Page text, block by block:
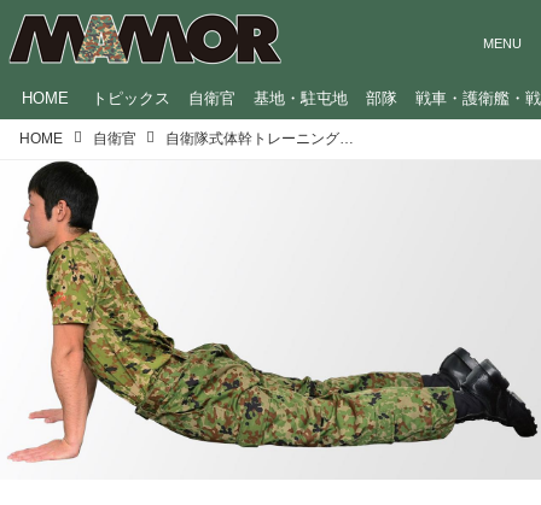
HOME トピックス 自衛官 基地・駐屯地 部隊 戦車・護衛艦・
HOME 自衛官